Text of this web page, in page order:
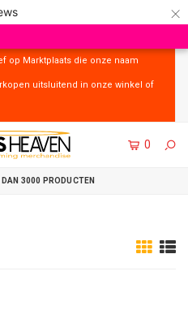
×
op Marktplaats die onze naam
uitsluitend in onze winkel of
0
DAN 3000 PRODUCTEN